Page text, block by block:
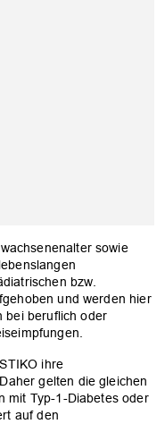
sowie
bzw.
und werden hier
bei beruflich oder
ihre
gelten die gleichen
mit Typ-1-Diabetes oder
auf den